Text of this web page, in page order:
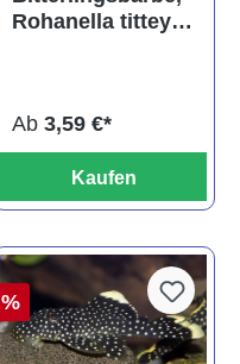
Rohanella titteya,
Ab 3,59 €*
Kaufen
%